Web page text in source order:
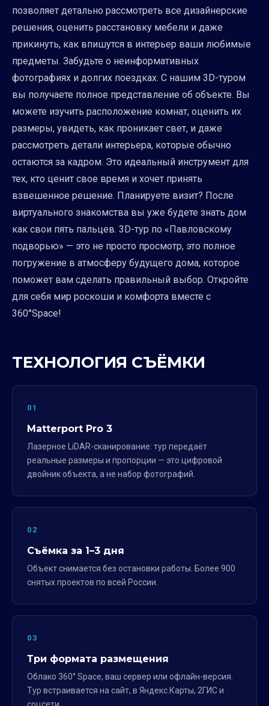
позволяет детально рассмотреть все дизайнерские
решения, оценить расстановку мебели и даже
прикинуть, как впишутся в интерьер ваши любимые
предметы. Забудьте о неинформативных
фотографиях и долгих поездках. С нашим 3D-туром
вы получаете полное представление об объекте. Вы
можете изучить расположение комнат, оценить их
размеры, увидеть, как проникает свет, и даже
рассмотреть детали интерьера, которые обычно
остаются за кадром. Это идеальный инструмент для
тех, кто ценит свое время и хочет принять
взвешенное решение. Планируете визит? После
виртуального знакомства вы уже будете знать дом
как свои пять пальцев. 3D-тур по «Павловскому
подворью» — это не просто просмотр, это полное
погружение в атмосферу будущего дома, которое
поможет вам сделать правильный выбор. Откройте
для себя мир роскоши и комфорта вместе с
360°Space!
ТЕХНОЛОГИЯ СЪЁМКИ
01
Matterport Pro 3
Лазерное LiDAR-сканирование: тур передаёт
реальные размеры и пропорции — это цифровой
двойник объекта, а не набор фотографий.
02
Съёмка за 1–3 дня
Объект снимается без остановки работы. Более 900
снятых проектов по всей России.
03
Три формата размещения
Облако 360° Space, ваш сервер или офлайн-версия.
Тур встраивается на сайт, в Яндекс.Карты, 2ГИС и
соцсети.